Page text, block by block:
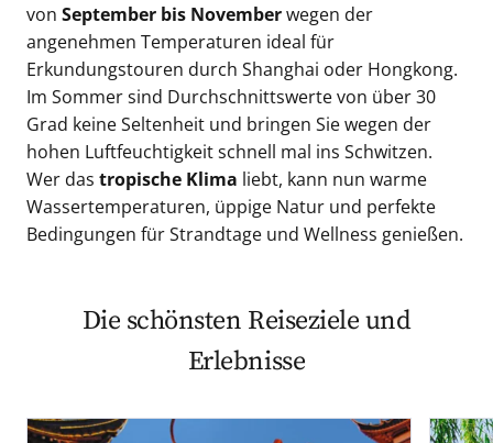
von September bis Novemberwegen der
angenehmen Temperaturen ideal für
Erkundungstouren durch Shanghai oder Hongkong.
Im Sommer sind Durchschnittswerte von über 30
Grad keine Seltenheit und bringen Sie wegen der
hohen Luftfeuchtigkeit schnell mal ins Schwitzen.
Wer das tropische Klima liebt, kann nun warme
Wassertemperaturen, üppige Natur und perfekte
Bedingungen für Strandtage und Wellness genießen.
Die schönsten Reiseziele und
Erlebnisse